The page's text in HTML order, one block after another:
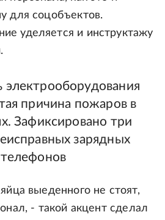
для соцобъектов.
уделяется и инструктажу
электрооборудования
причина пожаров в
Зафиксировано три
зарядных
выеденного не стоят,
- такой акцент сделал